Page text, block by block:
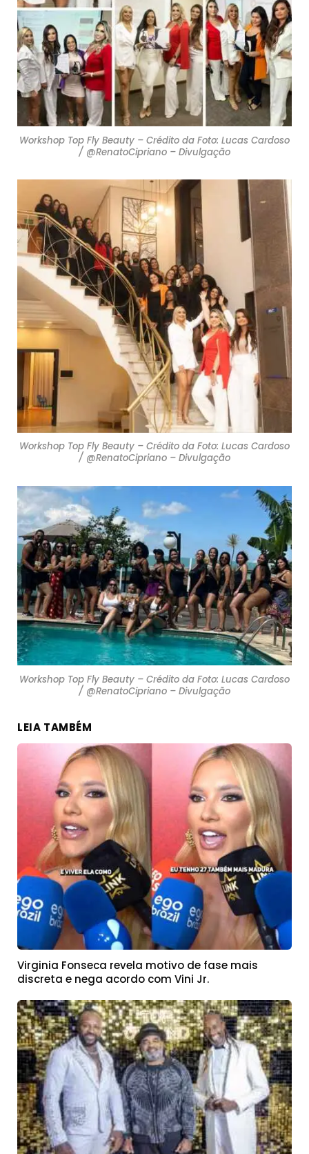
Workshop Top Fly Beauty – Crédito da Foto: Lucas Cardoso
/ @RenatoCipriano – Divulgação
Workshop Top Fly Beauty – Crédito da Foto: Lucas Cardoso
/ @RenatoCipriano – Divulgação
Workshop Top Fly Beauty – Crédito da Foto: Lucas Cardoso
/ @RenatoCipriano – Divulgação
LEIA TAMBÉM
Virginia Fonseca revela motivo de fase mais
discreta e nega acordo com Vini Jr.